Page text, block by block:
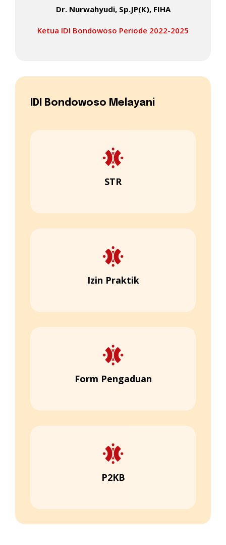
Dr. Nurwahyudi, Sp.JP(K), FIHA
Ketua IDI Bondowoso Periode 2022-2025
IDI Bondowoso Melayani
STR
Izin Praktik
Form Pengaduan
P2KB